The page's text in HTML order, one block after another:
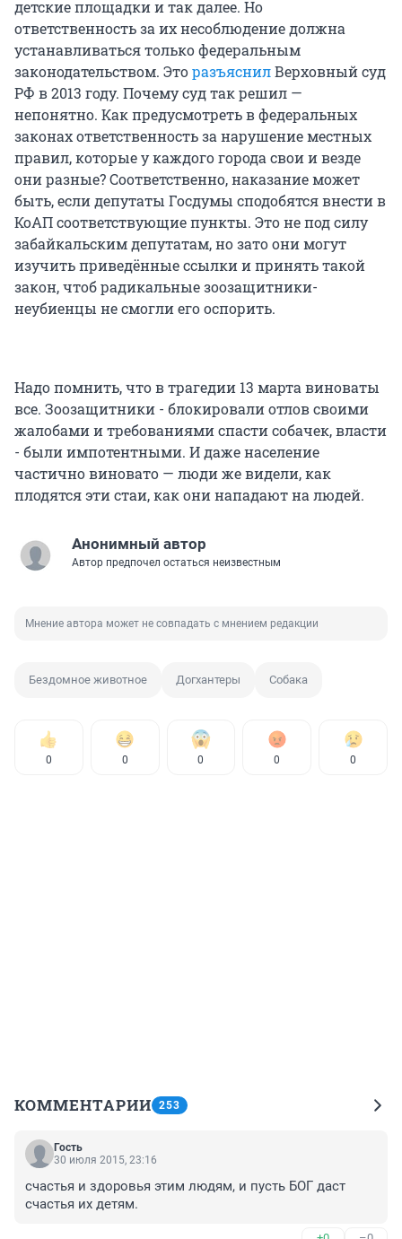
детские площадки и так далее. Но
ответственность за их несоблюдение должна
устанавливаться только федеральным
законодательством. ЭторазъяснилВерховный суд
РФ в 2013 году. Почему суд так решил —
непонятно. Как предусмотреть в федеральных
законах ответственность за нарушение местных
правил, которые у каждого города свои и везде
они разные? Соответственно, наказание может
быть, если депутаты Госдумы сподобятся внести в
КоАП соответствующие пункты. Это не под силу
забайкальским депутатам, но зато они могут
изучить приведённые ссылки и принять такой
закон, чтоб радикальные зоозащитники-
неубиенцы не смогли его оспорить.
Надо помнить, что в трагедии 13 марта виноваты
все. Зоозащитники - блокировали отлов своими
жалобами и требованиями спасти собачек, власти
- были импотентными. И даже население
частично виновато — люди же видели, как
плодятся эти стаи, как они нападают на людей.
Анонимный автор
Автор предпочел остаться неизвестным
Мнение автора может не совпадать с мнением редакции
Бездомное животное Догхантеры Собака
0 0 0 0 0
КОММЕНТАРИИ 253
Гость
30 июля 2015, 23:16
счастья и здоровья этим людям, и пусть БОГ даст
счастья их детям.